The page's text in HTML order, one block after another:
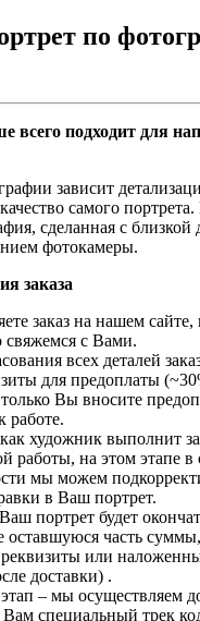
по
всего подходит для
зависит
самого
сделанная с близкой
фотокамеры.
заказа
заказ на нашем сайте,
свяжемся с Вами.
всех деталей
для предоплаты
только Вы вносите
работе.
художник выполнит
работы, на этом этапе в
мы можем
в Ваш портрет.
портрет будет
оставшуюся часть
или
доставки) .
– мы осуществляем
Вам специальный трек